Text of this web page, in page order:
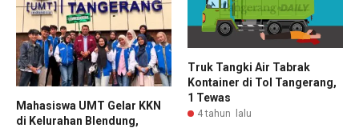
Mahasiswa UMT Gelar KKN
di Kelurahan Blendung,
Truk Tangki Air Tabrak
Kontainer di Tol Tangerang,
1 Tewas
4 tahun lalu